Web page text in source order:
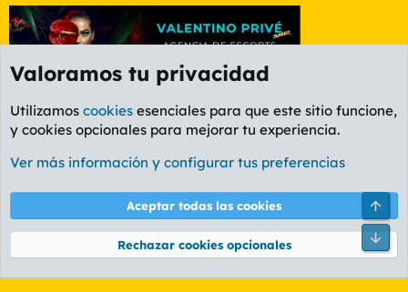
Foro Informática y Videojuegos
Cookies
PL OLDSTYLE AMARILLO
Términos y reglas Política de privacidad Ayuda
Community platform by XenForo® © 2010-2026 XenForo Ltd.
Valoramos tu privacidad
Utilizamos cookies esenciales para que este sitio funcione,
y cookies opcionales para mejorar tu experiencia.
Ver más información y configurar tus preferencias
Aceptar todas las cookies
Rechazar cookies opcionales
Pie